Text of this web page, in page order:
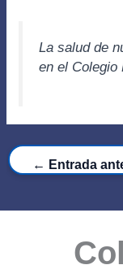
La salud de
en el Colegio
← Entrada